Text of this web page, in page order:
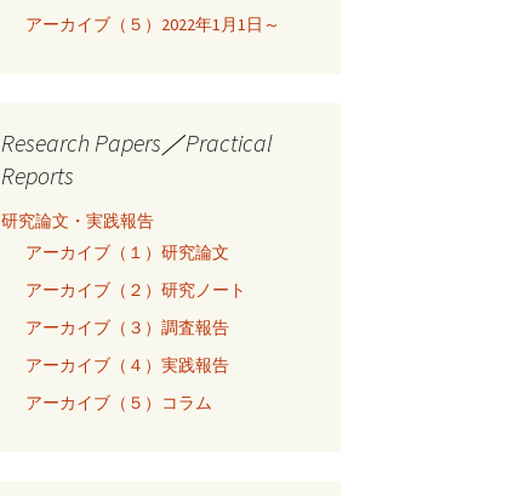
アーカイブ（５）2022年1月1日～
Research Papers／Practical
Reports
研究論文・実践報告
アーカイブ（１）研究論文
アーカイブ（２）研究ノート
アーカイブ（３）調査報告
アーカイブ（４）実践報告
アーカイブ（５）コラム